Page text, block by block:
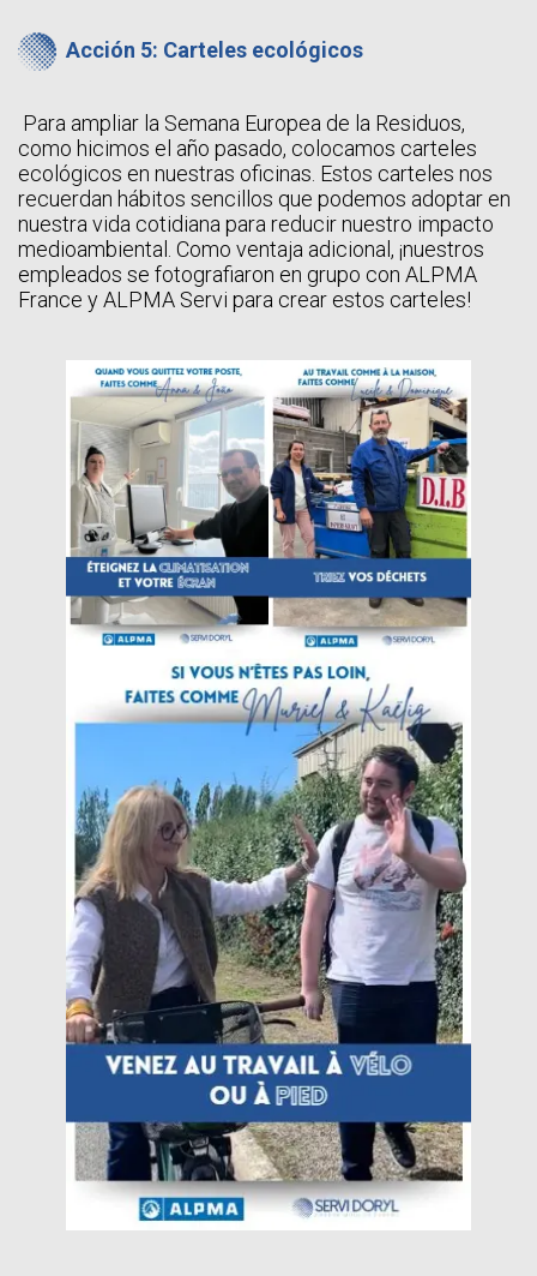
Acción 5: Carteles ecológicos
Para ampliar la Semana Europea de la Residuos,
como hicimos el año pasado, colocamos carteles
ecológicos en nuestras oficinas. Estos carteles nos
recuerdan hábitos sencillos que podemos adoptar en
nuestra vida cotidiana para reducir nuestro impacto
medioambiental. Como ventaja adicional, ¡nuestros
empleados se fotografiaron en grupo con ALPMA
France y ALPMA Servi para crear estos carteles!